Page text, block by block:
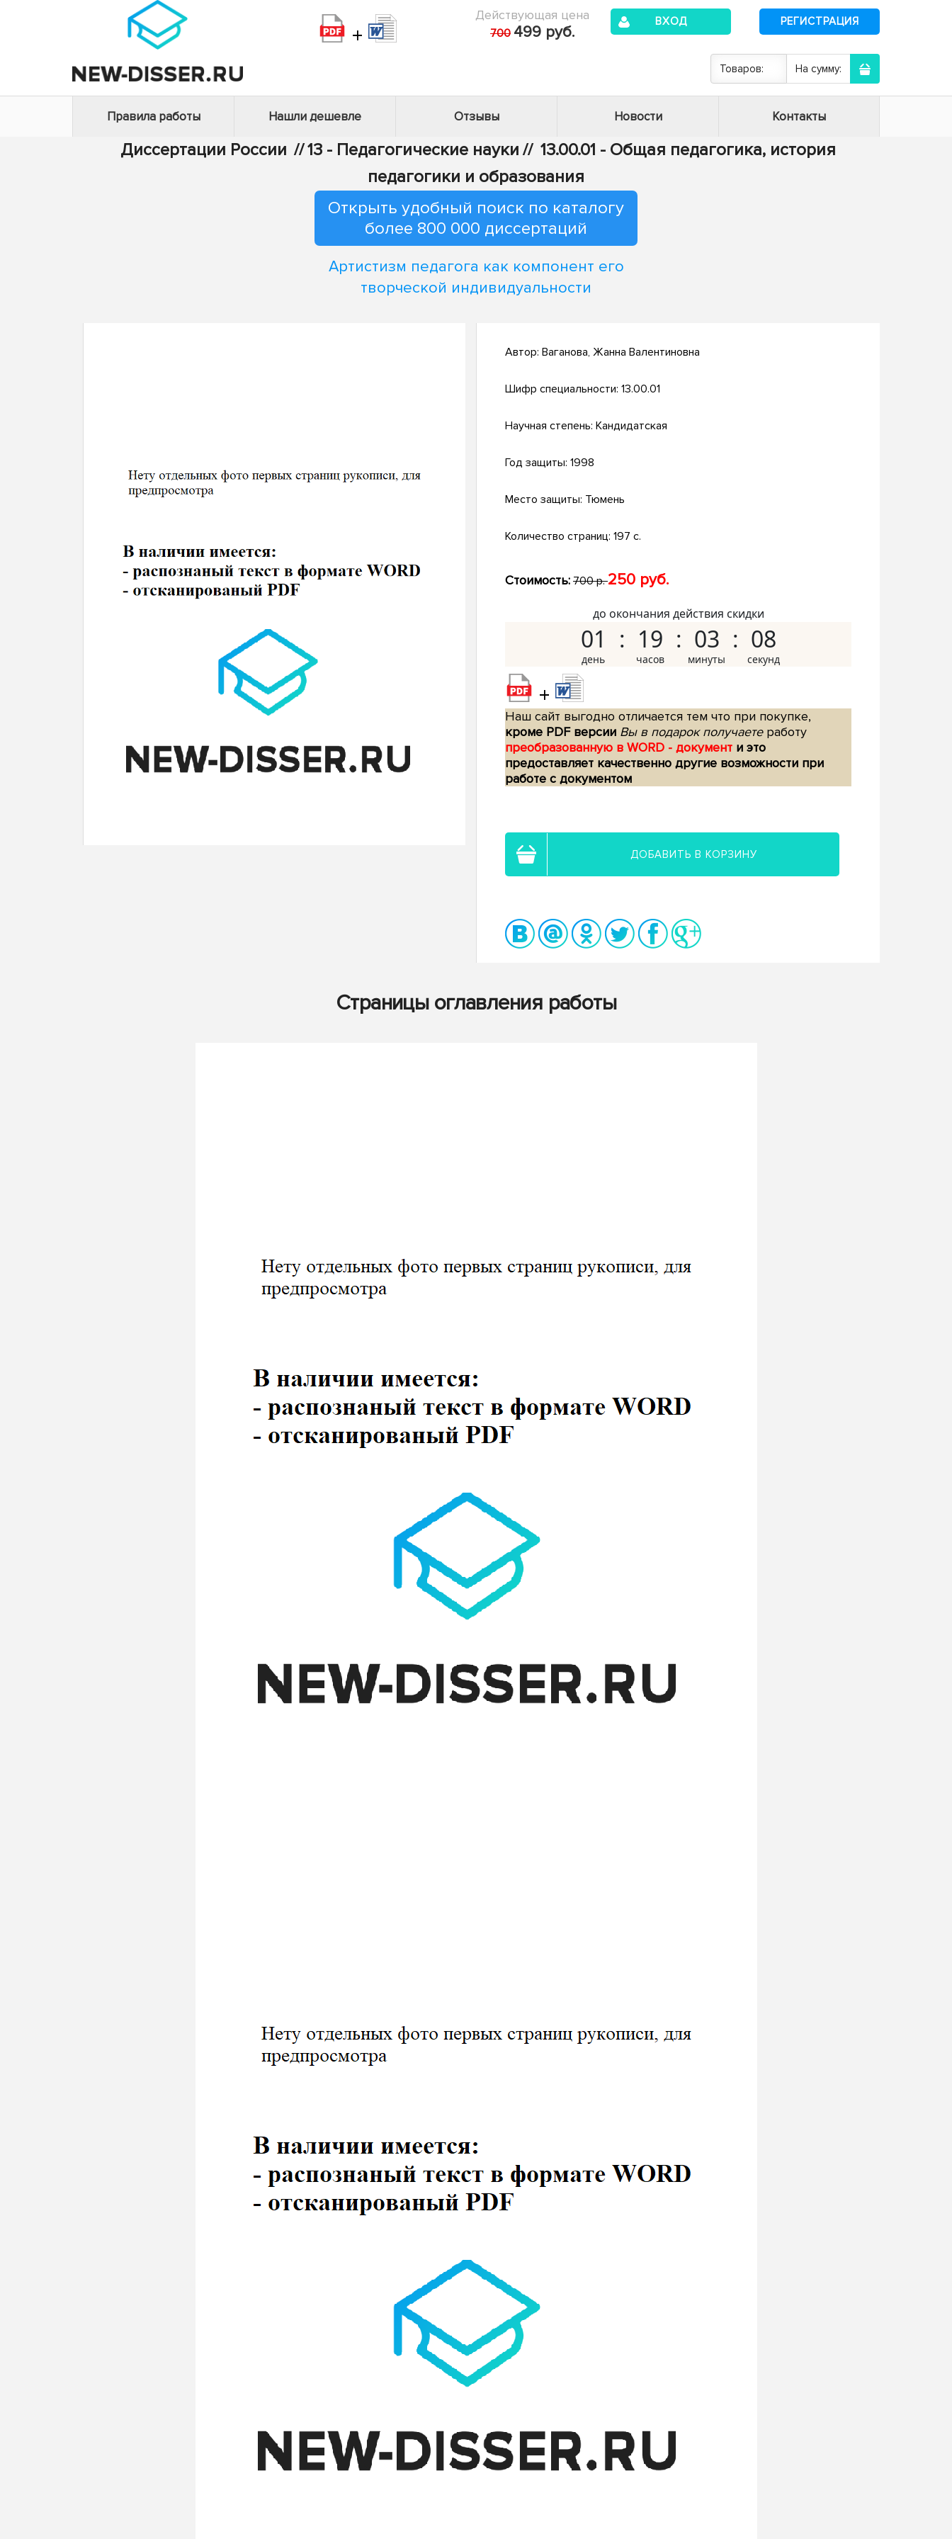
+
Действующая цена
700 499 руб.
ВХОД РЕГИСТРАЦИЯ
Товаров: На сумму:
Правила работы Нашли дешевле Отзывы Новости Контакты
Диссертации России //13 - Педагогические науки // 13.00.01 - Общая педагогика, история
педагогики и образования
Открыть удобный поиск по каталогу
более 800 000 диссертаций
Артистизм педагога как компонент его
творческой индивидуальности
Автор: Ваганова, Жанна Валентиновна
Шифр специальности: 13.00.01
Научная степень: Кандидатская
Год защиты: 1998
Место защиты: Тюмень
Количество страниц: 197 с.
Стоимость: 700 р.250 руб.
до окончания действия скидки
01 19 03 07
+
Наш сайт выгодно отличается тем что при покупке,
кроме PDF версии Вы в подарок получаетеработу
преобразованную в WORD - документ и это
предоставляет качественно другие возможности при
работе с документом
ДОБАВИТЬ В КОРЗИНУ
Страницы оглавления работы